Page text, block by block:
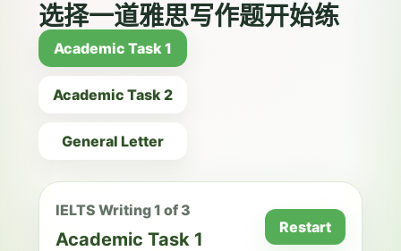
选择一道雅思写作题开始练
Academic Task 1
Academic Task 2
General Letter
IELTS Writing 1 of 3
Academic Task 1
Restart